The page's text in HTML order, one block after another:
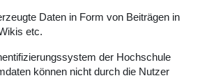
Daten in Form von Beiträgen in
etc.
der Hochschule
können nicht durch die Nutzer